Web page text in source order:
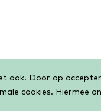
ook. Door op
cookies. Hiermee